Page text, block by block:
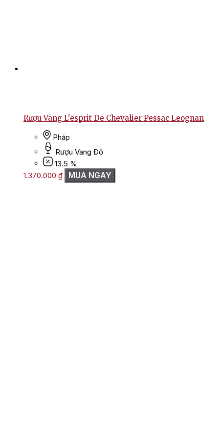
Rượu Vang L'esprit De Chevalier Pessac Leognan
Pháp
Rượu Vang Đỏ
13.5 %
1.370.000 ₫ MUA NGAY